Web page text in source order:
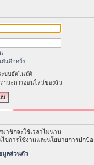
ยันอีกครั้ง
ะบบอัตโนมัติ
านะการออนไลน์ของฉัน
าชิกจะใช้เวลาไม่นาน
การใช้งานและนโยบายการปก
มูลส่วนตัว